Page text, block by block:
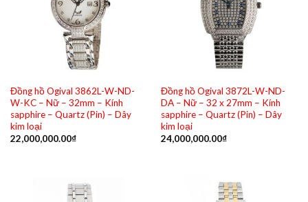
Đồng hồ Ogival 3862L-W-ND-
W-KC – Nữ – 32mm – Kính
sapphire – Quartz (Pin) – Dây
kim loại
22,000,000.00₫
Đồng hồ Ogival 3872L-W-ND-
DA – Nữ – 32 x 27mm – Kính
sapphire – Quartz (Pin) – Dây
kim loại
24,000,000.00₫